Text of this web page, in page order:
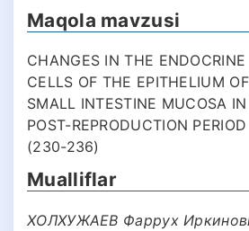
Maqola mavzusi
CHANGES IN THE ENDOCRINE
CELLS OF THE EPITHELIUM
SMALL INTESTINE MUCOSA
POST-REPRODUCTION PERIOD
(230-236)
Mualliflar
ХОЛХУЖАЕВ Фаррух